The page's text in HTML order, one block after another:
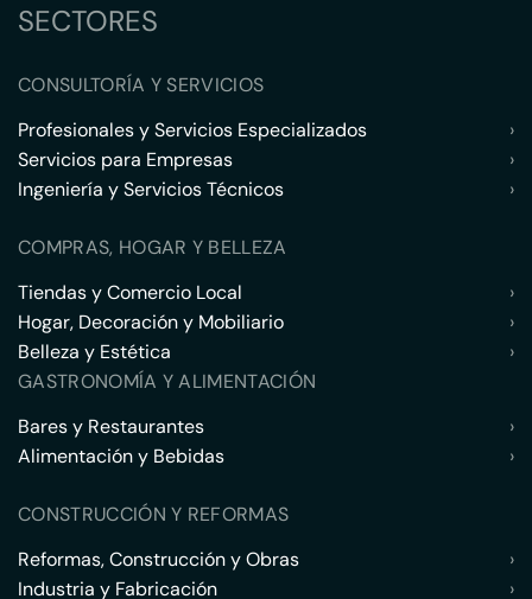
SECTORES
CONSULTORÍA Y SERVICIOS
Profesionales y Servicios Especializados
›
Servicios para Empresas
›
Ingeniería y Servicios Técnicos
›
COMPRAS, HOGAR Y BELLEZA
Tiendas y Comercio Local
›
Hogar, Decoración y Mobiliario
›
Belleza y Estética
›
GASTRONOMÍA Y ALIMENTACIÓN
Bares y Restaurantes
›
Alimentación y Bebidas
›
CONSTRUCCIÓN Y REFORMAS
Reformas, Construcción y Obras
›
Industria y Fabricación
›